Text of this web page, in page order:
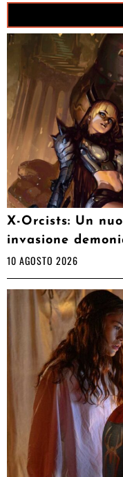
X-Orcists: Un
invasione
10 AGOSTO 2026